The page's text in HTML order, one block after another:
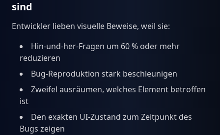
sind
Entwickler lieben visuelle Beweise, weil sie:
Hin-und-her-Fragen um 60 % oder mehr
reduzieren
Bug-Reproduktion stark beschleunigen
Zweifel ausräumen, welches Element betroffen
ist
Den exakten UI-Zustand zum Zeitpunkt des
Bugs zeigen